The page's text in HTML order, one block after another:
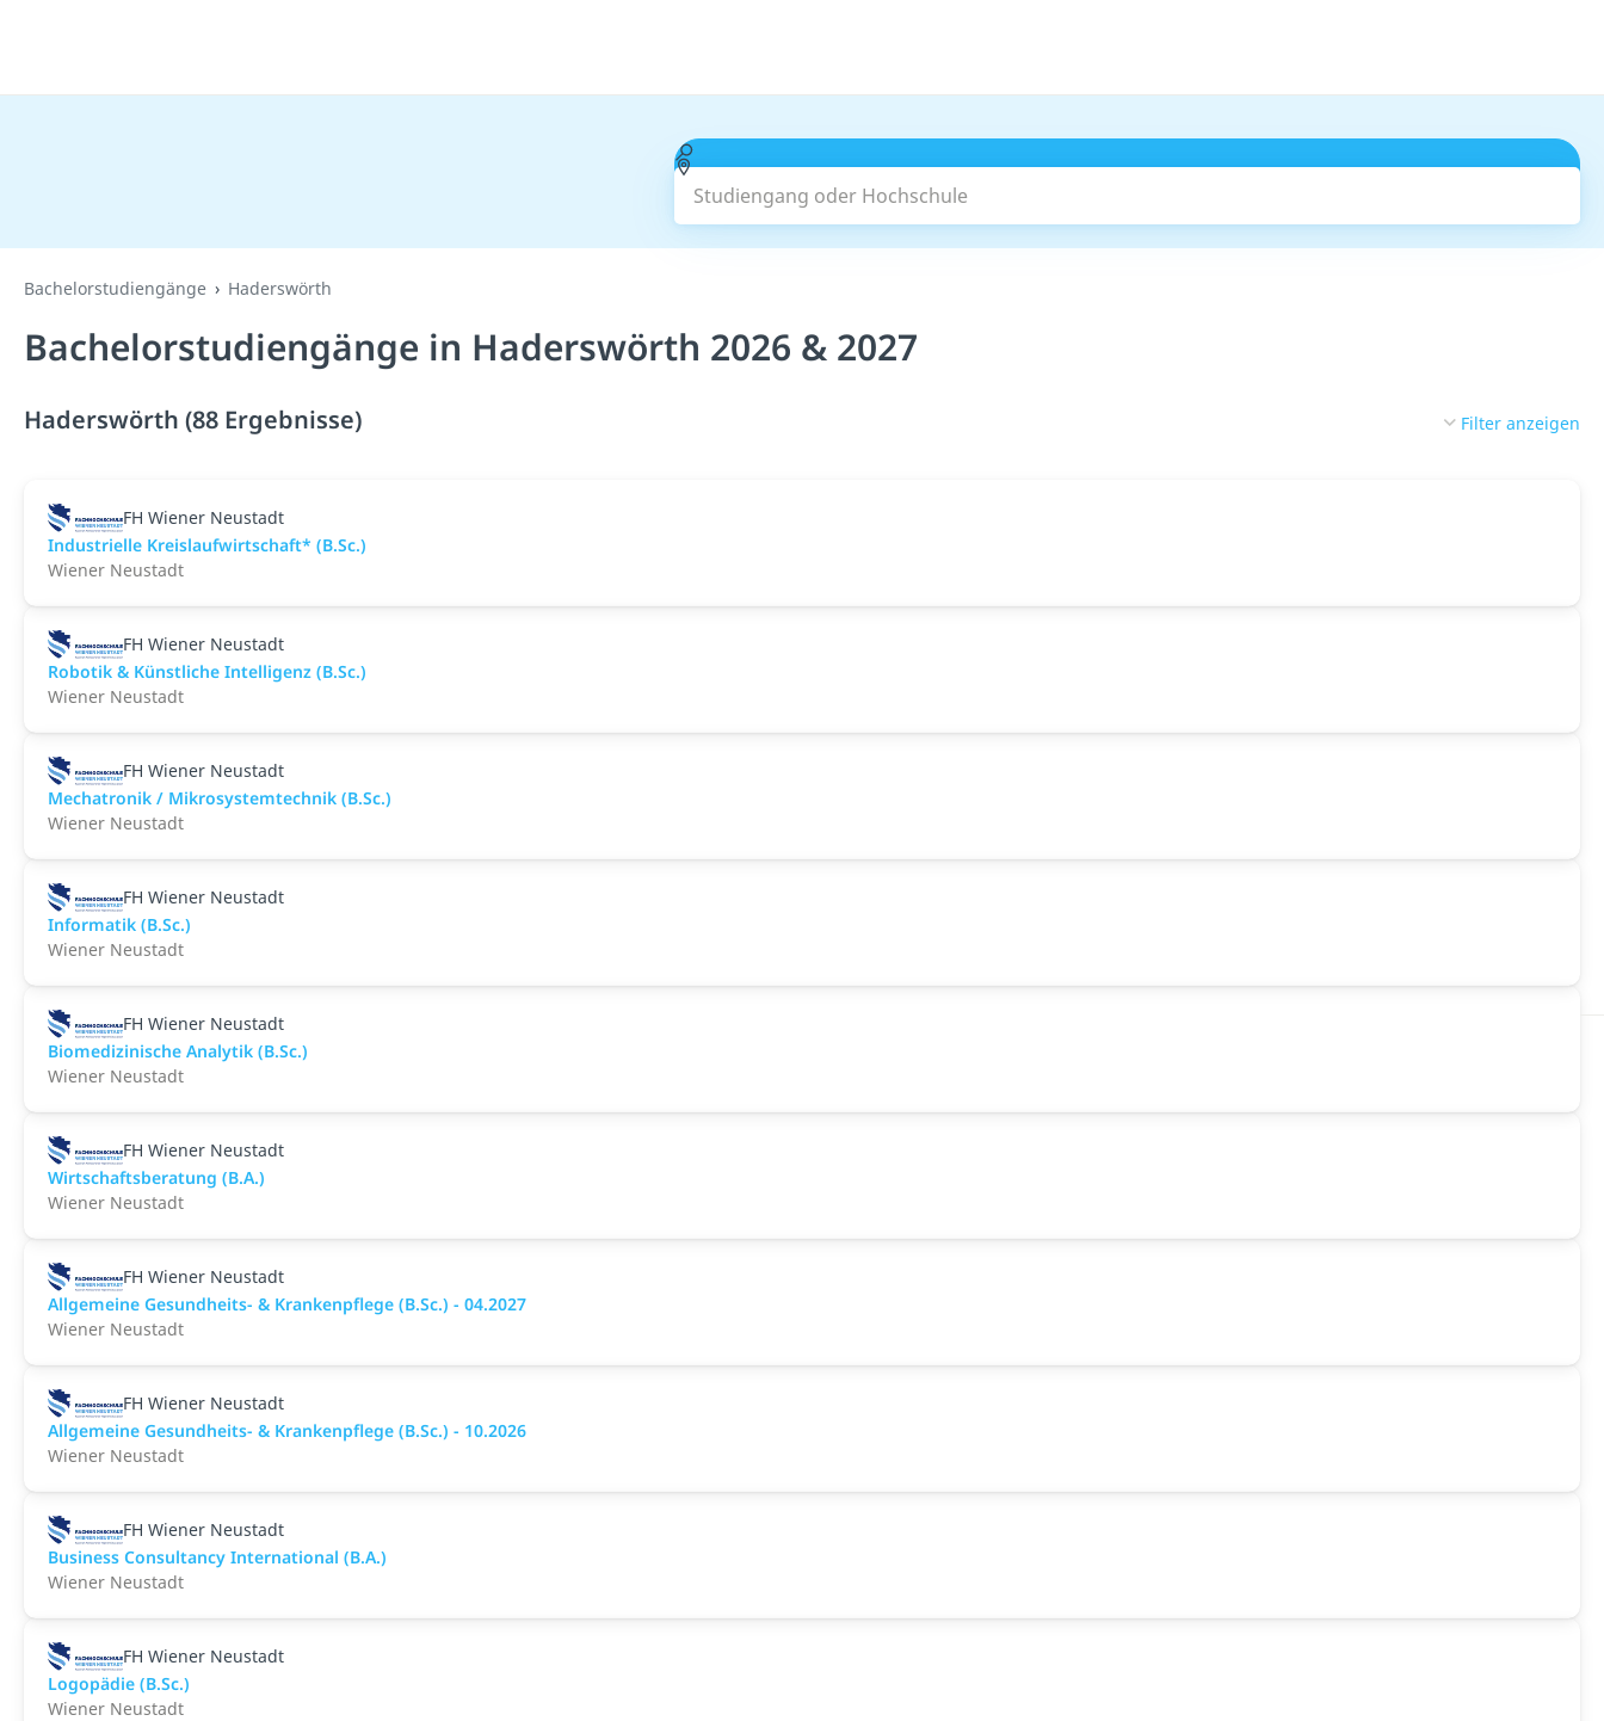
Studiengang oder Hochschule
Bachelorstudiengänge Haderswörth
Bachelorstudiengänge in Haderswörth 2026 & 2027
Haderswörth (88 Ergebnisse) Filter anzeigen
FH Wiener Neustadt
Industrielle Kreislaufwirtschaft* (B.Sc.)
Wiener Neustadt
FH Wiener Neustadt
Robotik & Künstliche Intelligenz (B.Sc.)
Wiener Neustadt
FH Wiener Neustadt
Mechatronik / Mikrosystemtechnik (B.Sc.)
Wiener Neustadt
FH Wiener Neustadt
Informatik (B.Sc.)
Wiener Neustadt
FH Wiener Neustadt
Biomedizinische Analytik (B.Sc.)
Wiener Neustadt
FH Wiener Neustadt
Wirtschaftsberatung (B.A.)
Wiener Neustadt
FH Wiener Neustadt
Allgemeine Gesundheits- & Krankenpflege (B.Sc.) - 04.2027
Wiener Neustadt
FH Wiener Neustadt
Allgemeine Gesundheits- & Krankenpflege (B.Sc.) - 10.2026
Wiener Neustadt
FH Wiener Neustadt
Business Consultancy International (B.A.)
Wiener Neustadt
FH Wiener Neustadt
Logopädie (B.Sc.)
Wiener Neustadt